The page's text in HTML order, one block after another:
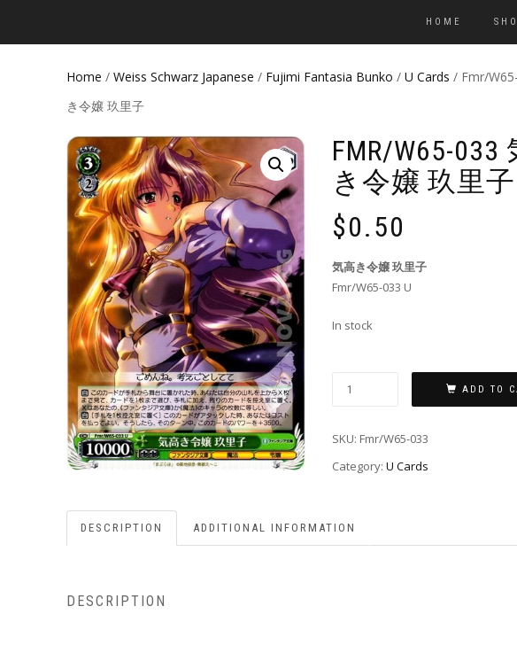
HOME
Home / Weiss Schwarz Japanese / Fujimi Fantasia Bunko / U Cards / Fmr/
き令嬢 玖里子
FMR/W65-033
き令嬢 玖里子
$0.50
気高き令嬢 玖里子
Fmr/W65-033 U
In stock
ADD TO
SKU: Fmr/W65-033
Category: U Cards
DESCRIPTION ADDITIONAL INFORMATION
DESCRIPTION